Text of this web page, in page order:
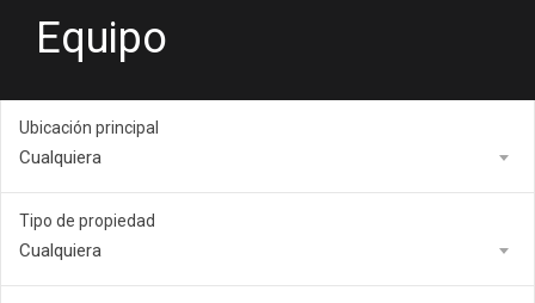
Equipo
Ubicación principal
Cualquiera
Tipo de propiedad
Cualquiera